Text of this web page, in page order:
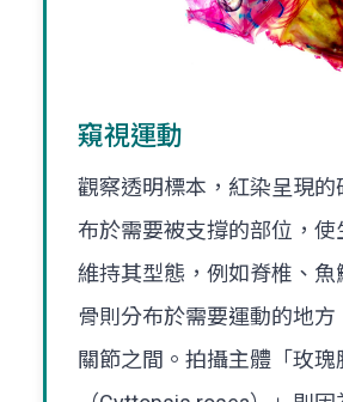
窺視運動
觀察透明標本，紅染呈現的
布於需要被支撐的部位，使
維持其型態，例如脊椎、魚
骨則分布於需要運動的地方
關節之間。拍攝主體「玫瑰